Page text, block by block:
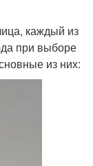
каждый из
при выборе
из них: